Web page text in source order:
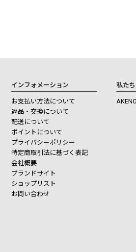
インフォメーション
お支払い方法について
返品・交換について
配送について
ポイントについて
プライバシーポリシー
特定商取引法に基づく表記
会社概要
ブランドサイト
ショップリスト
お問い合わせ
私た